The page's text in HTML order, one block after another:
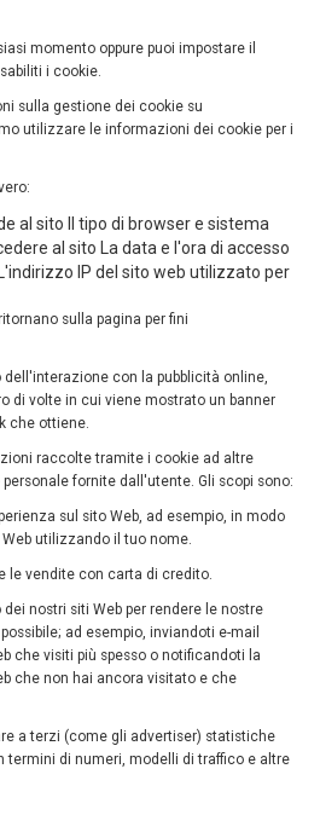
momento oppure puoi impostare il
i cookie.
sulla gestione dei cookie su
utilizzare le informazioni dei cookie per i
al sito Il tipo di browser e sistema
al sito La data e l'ora di accesso
IP del sito web utilizzato per
sulla pagina per fini
con la pubblicità online,
di volte in cui viene mostrato un banner
che ottiene.
raccolte tramite i cookie ad altre
fornite dall'utente. Gli scopi sono:
sul sito Web, ad esempio, in modo
utilizzando il tuo nome.
le vendite con carta di credito.
nostri siti Web per rendere le nostre
ad esempio, inviandoti e-mail
che visiti più spesso o notificandoti la
che non hai ancora visitato e che
a terzi (come gli advertiser) statistiche
termini di numeri, modelli di traffico e altre